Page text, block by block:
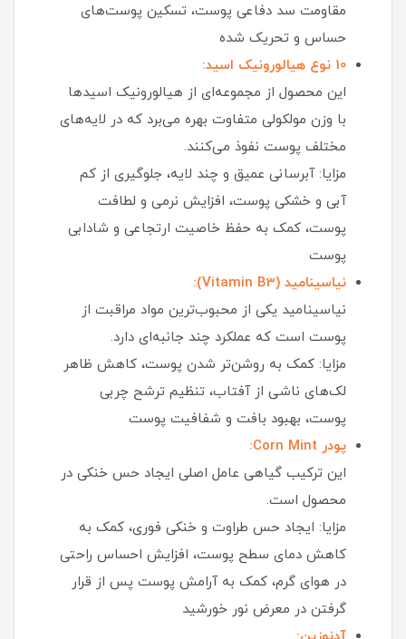
مقاومت سد دفاعی پوست، تسکین پوست‌های
حساس و تحریک‌ شده
10 نوع هیالورونیک اسید:
این محصول از مجموعه‌ای از هیالورونیک اسیدها
با وزن مولکولی متفاوت بهره می‌برد که در لایه‌های
مختلف پوست نفوذ می‌کنند.
مزایا: آبرسانی عمیق و چند لایه، جلوگیری از کم‌
آبی و خشکی پوست، افزایش نرمی و لطافت
پوست، کمک به حفظ خاصیت ارتجاعی و شادابی
پوست
نیاسینامید (Vitamin B3):
نیاسینامید یکی از محبوب‌ترین مواد مراقبت از
پوست است که عملکرد چند جانبه‌ای دارد.
مزایا: کمک به روشن‌تر شدن پوست، کاهش ظاهر
لک‌های ناشی از آفتاب، تنظیم ترشح چربی
پوست، بهبود بافت و شفافیت پوست
پودر Corn Mint:
این ترکیب گیاهی عامل اصلی ایجاد حس خنکی در
محصول است.
مزایا: ایجاد حس طراوت و خنکی فوری، کمک به
کاهش دمای سطح پوست، افزایش احساس راحتی
در هوای گرم، کمک به آرامش پوست پس از قرار
گرفتن در معرض نور خورشید